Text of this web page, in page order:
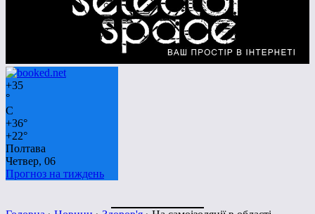
+35
°
C
+36°
+22°
Полтава
Четвер, 06
Прогноз на тиждень